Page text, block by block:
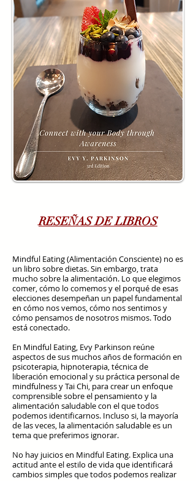
RESEÑAS DE LIBROS
Mindful Eating (Alimentación Consciente) no es
un libro sobre dietas. Sin embargo, trata
mucho sobre la alimentación. Lo que elegimos
comer, cómo lo comemos y el porqué de esas
elecciones desempeñan un papel fundamental
en cómo nos vemos, cómo nos sentimos y
cómo pensamos de nosotros mismos. Todo
está conectado.
En Mindful Eating, Evy Parkinson reúne
aspectos de sus muchos años de formación en
psicoterapia, hipnoterapia, técnica de
liberación emocional y su práctica personal de
mindfulness y Tai Chi, para crear un enfoque
comprensible sobre el pensamiento y la
alimentación saludable con el que todos
podemos identificarnos. Incluso si, la mayoría
de las veces, la alimentación saludable es un
tema que preferimos ignorar.
No hay juicios en Mindful Eating. Explica una
actitud ante el estilo de vida que identificará
cambios simples que todos podemos realizar